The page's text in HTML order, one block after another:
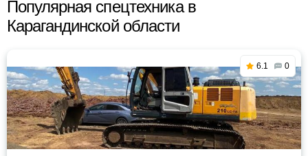
Популярная спецтехника в
Карагандинской области
6.1 0